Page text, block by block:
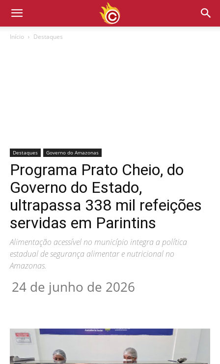
Início Destaques
Destaques Governo do Amazonas
Programa Prato Cheio, do
Governo do Estado,
ultrapassa 338 mil refeições
servidas em Parintins
Alimentação acessível no município integra a política
estadual de segurança alimentar e nutricional no
Amazonas.
24 de junho de 2026